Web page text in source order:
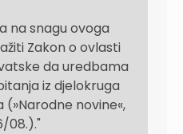
na snagu ovoga
Zakon o ovlasti
da uredbama
iz djelokruga
novine«,
08.)."